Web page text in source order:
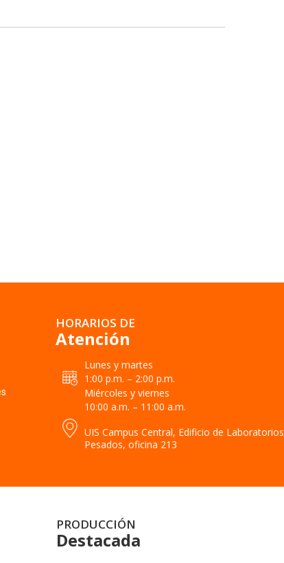
HORARIOS DE
Atención
Lunes y martes
1:00 p.m. – 2:00 p.m.
Miércoles y viernes
10:00 a.m. – 11:00 a.m.
UIS Campus Central, Edificio de Laboratorios
Pesados, oficina 213
PRODUCCIÓN
Destacada